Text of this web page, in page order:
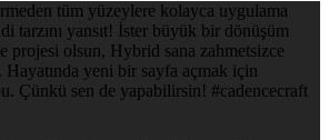
tüm yüzeylere kolayca uygulama
tarzını yansıt! İster büyük bir dönüşüm
projesi olsun, Hybrid sana zahmetsizce
Hayatında yeni bir sayfa açmak için
Çünkü sen de yapabilirsin! #cadencecraft